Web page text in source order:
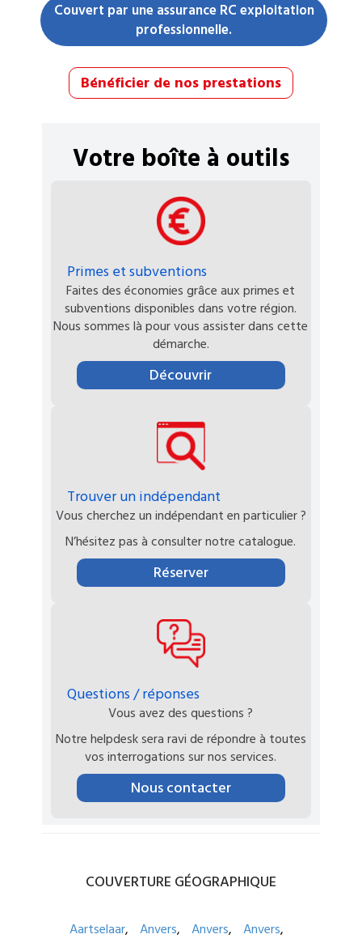
Couvert par une assurance RC exploitation
professionnelle.
Bénéficier de nos prestations
Votre boîte à outils
Primes et subventions
Faites des économies grâce aux primes et
subventions disponibles dans votre région.
Nous sommes là pour vous assister dans cette
démarche.
Découvrir
Trouver un indépendant
Vous cherchez un indépendant en particulier ?
N’hésitez pas à consulter notre catalogue.
Réserver
Questions / réponses
Vous avez des questions ?
Notre helpdesk sera ravi de répondre à toutes
vos interrogations sur nos services.
Nous contacter
COUVERTURE GÉOGRAPHIQUE
Aartselaar Anvers Anvers
Anvers